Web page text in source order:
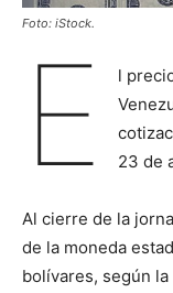
Foto: iStock.
E
l
23 de
Al cierre de la
de la moneda
bolívares, según